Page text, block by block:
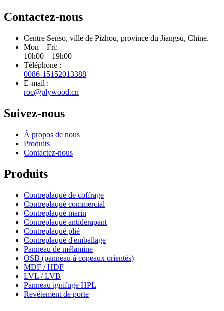
Contactez-nous
Centre Senso, ville de Pizhou, province du Jiangsu, Chine.
Mon – Fri:
10h00 – 19h00
Téléphone :
0086-15152013388
E-mail :
roc@plywood.cn
Suivez-nous
À propos de nous
Produits
Contactez-nous
Produits
Contreplaqué de coffrage
Contreplaqué commercial
Contreplaqué marin
Contreplaqué antidérapant
Contreplaqué plié
Contreplaqué d'emballage
Panneau de mélamine
OSB (panneau à copeaux orientés)
MDF / HDF
LVL / LVB
Panneau ignifuge HPL
Revêtement de porte